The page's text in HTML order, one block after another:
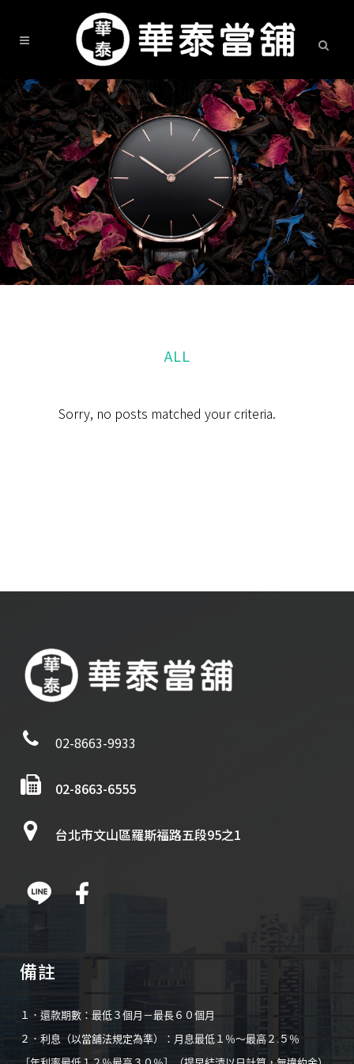
ALL
Sorry, no posts matched your criteria.
02-8663-9933
02-8663-6555
台北市文山區羅斯福路五段95之1
備註
１．還款期數：最低３個月－最長６０個月
２．利息（以當舖法規定為準）：月息最低１％～最高２.５％